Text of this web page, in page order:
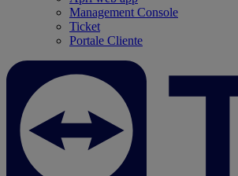
Management Console
Ticket
Portale Cliente